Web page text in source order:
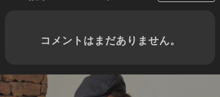
コメントはまだありません。